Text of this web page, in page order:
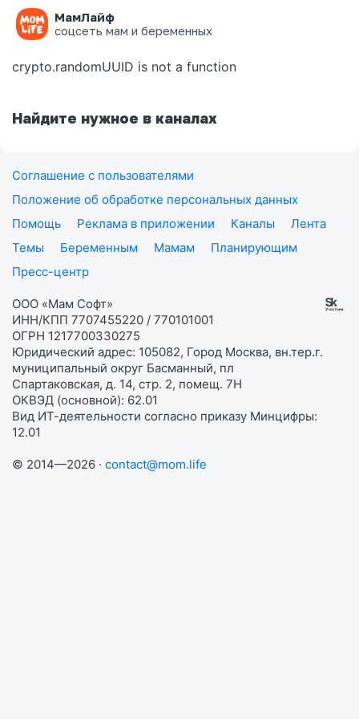
МамЛайф
соцсеть мам и беременных
Ошибка на странице
crypto.randomUUID is not a function
Найдите нужное в каналах
Соглашение с пользователями
Положение об обработке персональных данных
Помощь
Реклама в приложении Каналы
Лента
Темы
Беременным Мамам
Планирующим
Пресс-центр
ООО «Мам Софт»
ИНН/КПП 7707455220 / 770101001
ОГРН 1217700330275
Юридический адрес: 105082, Город Москва, вн.тер.г.
муниципальный округ Басманный, пл
Спартаковская, д. 14, стр. 2, помещ. 7Н
ОКВЭД (основной): 62.01
Вид ИТ-деятельности согласно приказу Минцифры:
12.01
© 2014—2026 · contact@mom.life